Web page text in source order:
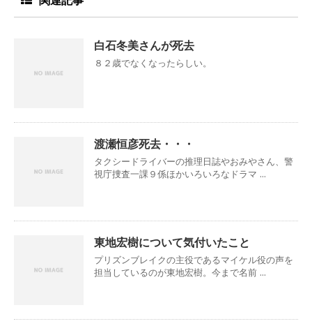
白石冬美さんが死去
８２歳でなくなったらしい。
渡瀬恒彦死去・・・
タクシードライバーの推理日誌やおみやさん、警
視庁捜査一課９係ほかいろいろなドラマ ...
東地宏樹について気付いたこと
プリズンブレイクの主役であるマイケル役の声を
担当しているのが東地宏樹。今まで名前 ...